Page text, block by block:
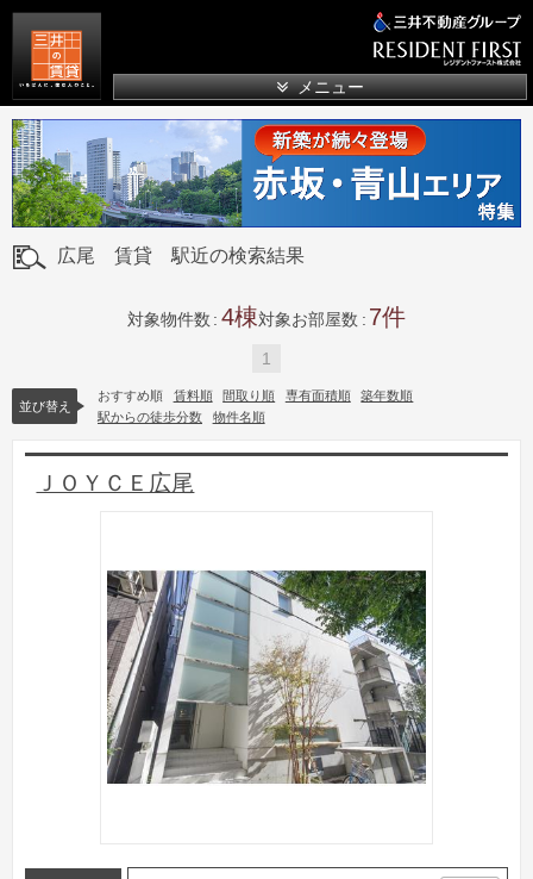
メニュー
広尾 賃貸 駅近の検索結果
対象物件数 4 対象お部屋数 7
1
並び替え
おすすめ順 賃料順 間取り順 専有面積順
築年数順
駅からの徒歩分数
物件名順
ＪＯＹＣＥ広尾